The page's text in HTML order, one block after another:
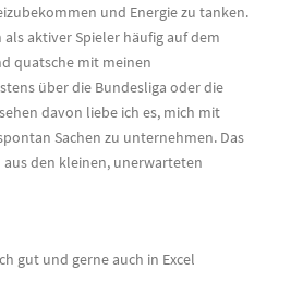
und Energie zu tanken.
aktiver Spieler häufig auf dem
quatsche mit meinen
über die Bundesliga oder die
davon liebe ich es, mich mit
Sachen zu unternehmen. Das
den kleinen, unerwarteten
gut und gerne auch in Excel